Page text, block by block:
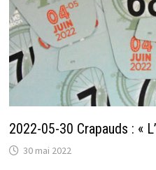
2022-05-30 Crapauds : «
30 mai 2022